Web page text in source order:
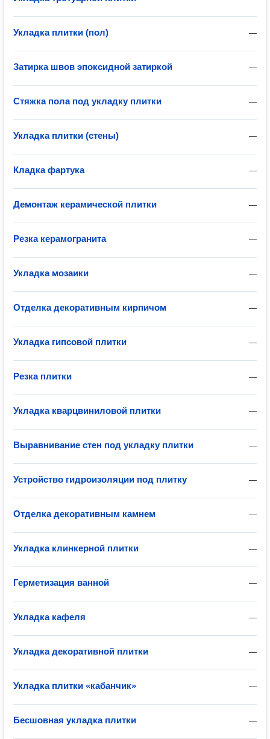
—
Укладка плитки (пол)
—
Затирка швов эпоксидной затиркой
—
Стяжка пола под укладку плитки
—
Укладка плитки (стены)
—
Кладка фартука
—
Демонтаж керамической плитки
—
Резка керамогранита
—
Укладка мозаики
—
Отделка декоративным кирпичом
—
Укладка гипсовой плитки
—
Резка плитки
—
Укладка кварцвиниловой плитки
—
Выравнивание стен под укладку плитки
—
Устройство гидроизоляции под плитку
—
Отделка декоративным камнем
—
Укладка клинкерной плитки
—
Герметизация ванной
—
Укладка кафеля
—
Укладка декоративной плитки
—
Укладка плитки «кабанчик»
—
Бесшовная укладка плитки